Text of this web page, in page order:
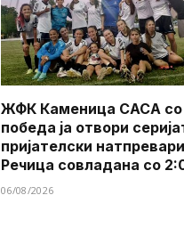
ЖФК Каменица САСА со
победа ја отвори
пријателски
Речица совладана со
06/08/2026